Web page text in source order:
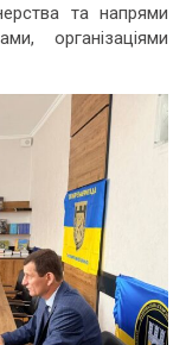
та напрями
організаціями